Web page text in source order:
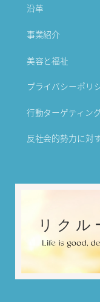
沿革
事業紹介
美容と福祉
プライバシーポリ
行動ターゲティン
反社会的勢力に対